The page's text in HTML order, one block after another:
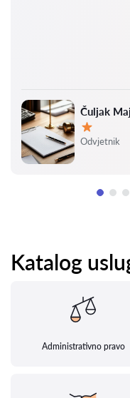
Čuljak
Ocjena:
Odvjetnik
Katalog
Administrativno pravo